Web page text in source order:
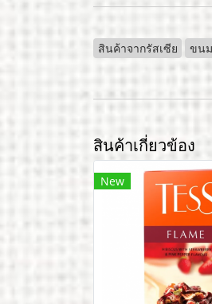
สินค้าจากรัสเซีย ขน
สินค้าเกี่ยวข้อง
New